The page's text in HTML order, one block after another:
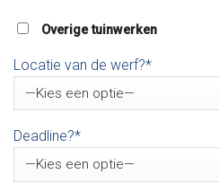
Overige tuinwerken
Locatie van de werf?*
Deadline?*